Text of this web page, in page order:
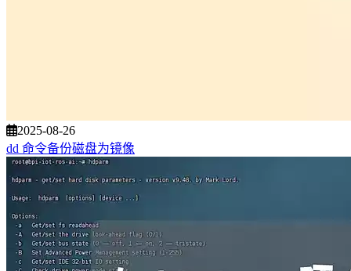
2025-08-26
dd 命令备份磁盘为镜像